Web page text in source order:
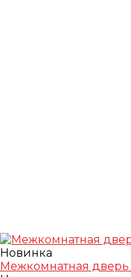
Новинка
Межкомнатная